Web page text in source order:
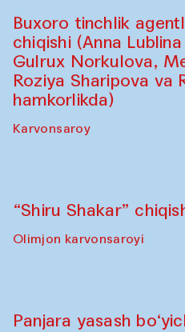
Buxoro tinchlik
chiqishi (Anna
Gulrux Norkulova,
Roziya Sharipova va
hamkorlikda)
Karvonsaroy
“Shiru Shakar”
Olimjon karvonsaroyi
Panjara yasash